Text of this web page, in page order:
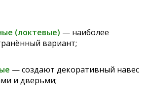
(локтевые) — наиболее
вариант;
— создают декоративный навес
и дверьми;